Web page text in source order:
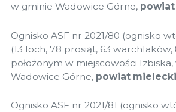
w gminie Wadowice Górne,
Ognisko ASF nr 2021/80 (ognisko
(13 loch, 78 prosiąt, 63
położonym w miejscowości
Wadowice Górne, powiat mielecki
Ognisko ASF nr 2021/81 (ognisko